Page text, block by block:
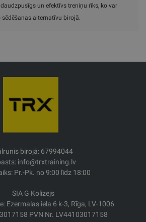
un efektīvs treniņu rīks, ko var
alternatīvu birojā.
birojā: 67994044
info@trxtraining.lv
Pr.-Pk. no 9:00 līdz 18:00
SIA G Kolizejs
Ezermalas iela 6 k-3, Rīga, LV-1006
PVN Nr. LV44103017158